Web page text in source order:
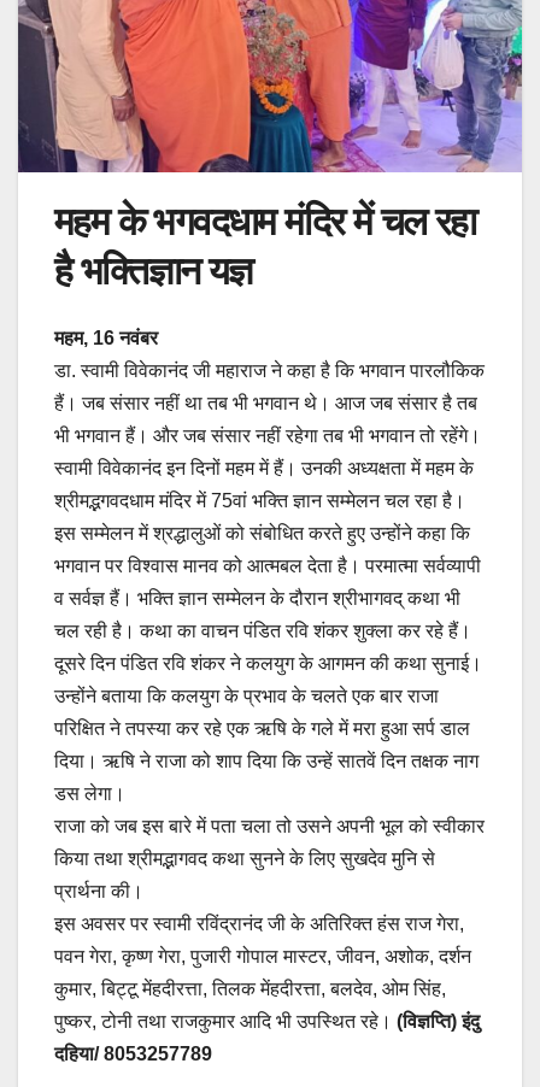
महम के भगवदधाम मंदिर में चल रहा
है भक्तिज्ञान यज्ञ
महम, 16 नवंबर
डा. स्वामी विवेकानंद जी महाराज ने कहा है कि भगवान पारलौकिक
हैं। जब संसार नहीं था तब भी भगवान थे। आज जब संसार है तब
भी भगवान हैं। और जब संसार नहीं रहेगा तब भी भगवान तो रहेंगे।
स्वामी विवेकानंद इन दिनों महम में हैं। उनकी अध्यक्षता में महम के
श्रीमद्भगवदधाम मंदिर में 75वां भक्ति ज्ञान सम्मेलन चल रहा है।
इस सम्मेलन में श्रद्धालुओं को संबोधित करते हुए उन्होंने कहा कि
भगवान पर विश्वास मानव को आत्मबल देता है। परमात्मा सर्वव्यापी
व सर्वज्ञ हैं। भक्ति ज्ञान सम्मेलन के दौरान श्रीभागवद् कथा भी
चल रही है। कथा का वाचन पंडित रवि शंकर शुक्ला कर रहे हैं।
दूसरे दिन पंडित रवि शंकर ने कलयुग के आगमन की कथा सुनाई।
उन्होंने बताया कि कलयुग के प्रभाव के चलते एक बार राजा
परिक्षित ने तपस्या कर रहे एक ऋषि के गले में मरा हुआ सर्प डाल
दिया। ऋषि ने राजा को शाप दिया कि उन्हें सातवें दिन तक्षक नाग
डस लेगा।
राजा को जब इस बारे में पता चला तो उसने अपनी भूल को स्वीकार
किया तथा श्रीमद्भागवद कथा सुनने के लिए सुखदेव मुनि से
प्रार्थना की।
इस अवसर पर स्वामी रविंद्रानंद जी के अतिरिक्त हंस राज गेरा,
पवन गेरा, कृष्ण गेरा, पुजारी गोपाल मास्टर, जीवन, अशोक, दर्शन
कुमार, बिट्टू मेंहदीरत्ता, तिलक मेंहदीरत्ता, बलदेव, ओम सिंह,
पुष्कर, टोनी तथा राजकुमार आदि भी उपस्थित रहे। (विज्ञप्ति) इंदु
दहिया/ 8053257789